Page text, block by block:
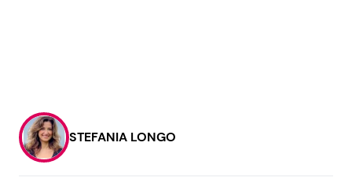
STEFANIA LONGO